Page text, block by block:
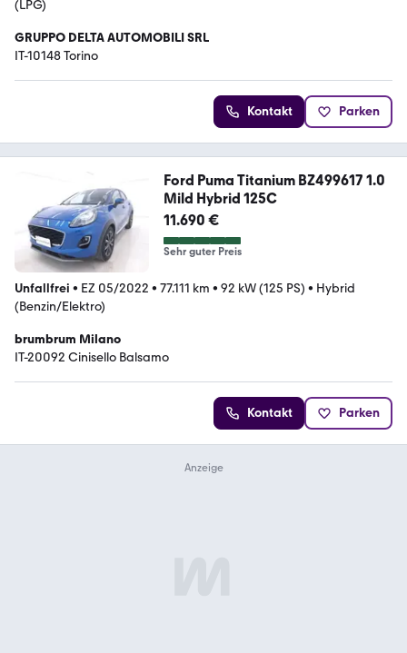
(LPG)
GRUPPO DELTA AUTOMOBILI SRL
IT-10148 Torino
Kontakt Parken
Ford Puma Titanium BZ499617 1.0
Mild Hybrid 125C
11.690 €
Sehr guter Preis
Unfallfrei • EZ 05/2022 • 77.111 km • 92 kW (125 PS) • Hybrid
(Benzin/Elektro)
brumbrum Milano
IT-20092 Cinisello Balsamo
Kontakt Parken